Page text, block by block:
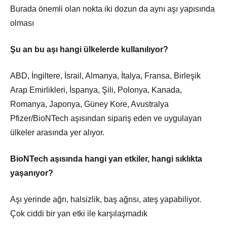
Burada önemli olan nokta iki dozun da aynı aşı yapısında
olması
Şu an bu aşı hangi ülkelerde kullanılıyor?
ABD, İngiltere, İsrail, Almanya, İtalya, Fransa, Birleşik
Arap Emirlikleri, İspanya, Şili, Polonya, Kanada,
Romanya, Japonya, Güney Kore, Avustralya
Pfizer/BioNTech aşısından sipariş eden ve uygulayan
ülkeler arasında yer alıyor.
BioNTech aşısında hangi yan etkiler, hangi sıklıkta
yaşanıyor?
Aşı yerinde ağrı, halsizlik, baş ağrısı, ateş yapabiliyor.
Çok ciddi bir yan etki ile karşılaşmadık